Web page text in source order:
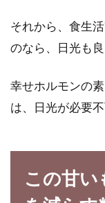
それから、食生
のなら、日光も
幸せホルモンの
は、日光が必要不
この甘い